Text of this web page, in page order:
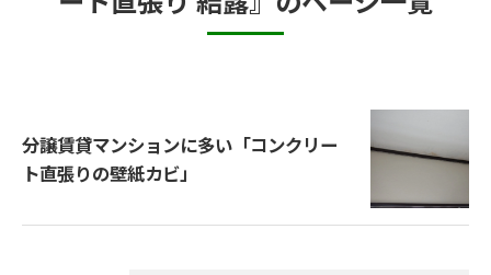
分譲賃貸マンションに多い「コンクリー
ト直張りの壁紙カビ」